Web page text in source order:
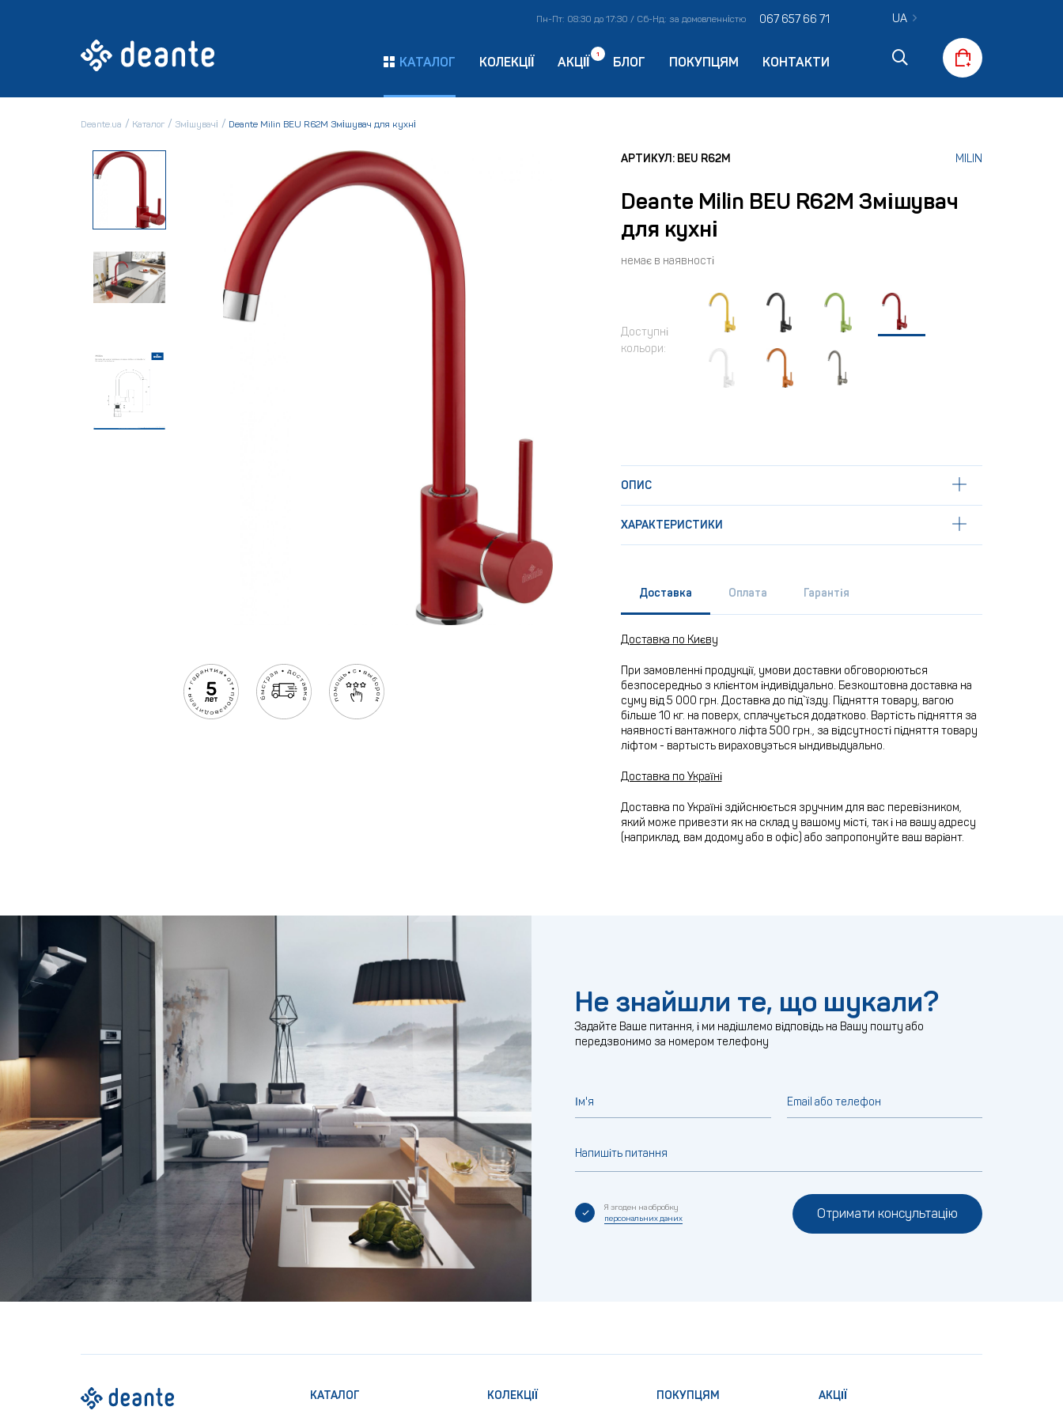
Пн-Пт: 08:30 до 17:30 / Сб-Нд: за домовленністю 067 657 66 71
КАТАЛОГ КОЛЕКЦІЇ АКЦІЇ
1
БЛОГ ПОКУПЦЯМ КОНТАКТИ
UA
Deante.ua Каталог Змішувачі Deante Milin BEU R62M Змішувач для кухні
АРТИКУЛ: BEU R62M MILIN
Deante Milin BEU R62M Змішувач
для кухні
немає в наявності
Доступні
кольори:
ОПИС
ХАРАКТЕРИСТИКИ
Доставка Оплата Гарантія
Доставка по Києву
При замовленні продукції, умови доставки обговорюються
безпосередньо з клієнтом індивідуально. Безкоштовна доставка на
суму від 5 000 грн. Доставка до під`їзду. Підняття товару, вагою
більше 10 кг. на поверх, сплачується додатково. Вартість підняття за
наявності вантажного ліфта 500 грн., за відсутності підняття товару
ліфтом - вартысть вираховуэться ындивыдуально.
Доставка по Україні
Доставка по Україні здійснюється зручним для вас перевізником,
який може привезти як на склад у вашому місті, так і на вашу адресу
(наприклад, вам додому або в офіс) або запропонуйте ваш варіант.
Не знайшли те, що шукали?
Задайте Ваше питання, і ми надішлемо відповідь на Вашу пошту або
передзвонимо за номером телефону
Ім'я Email або телефон
Напишіть питання
Я згоден на обробку
персональних даних
Отримати консультацію
КАТАЛОГ КОЛЕКЦІЇ ПОКУПЦЯМ АКЦІЇ